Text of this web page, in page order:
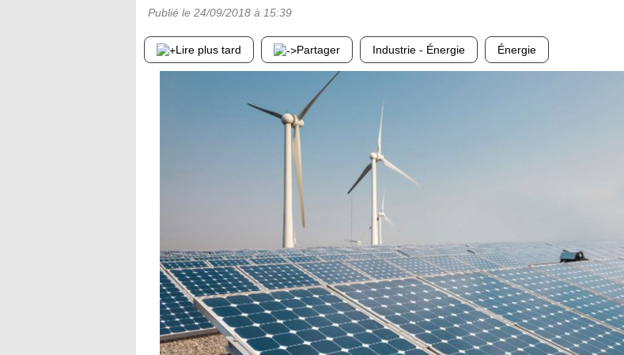
Publié le 24/09/2018 à 15:39
Lire plus tard Partager Industrie - Énergie Énergie